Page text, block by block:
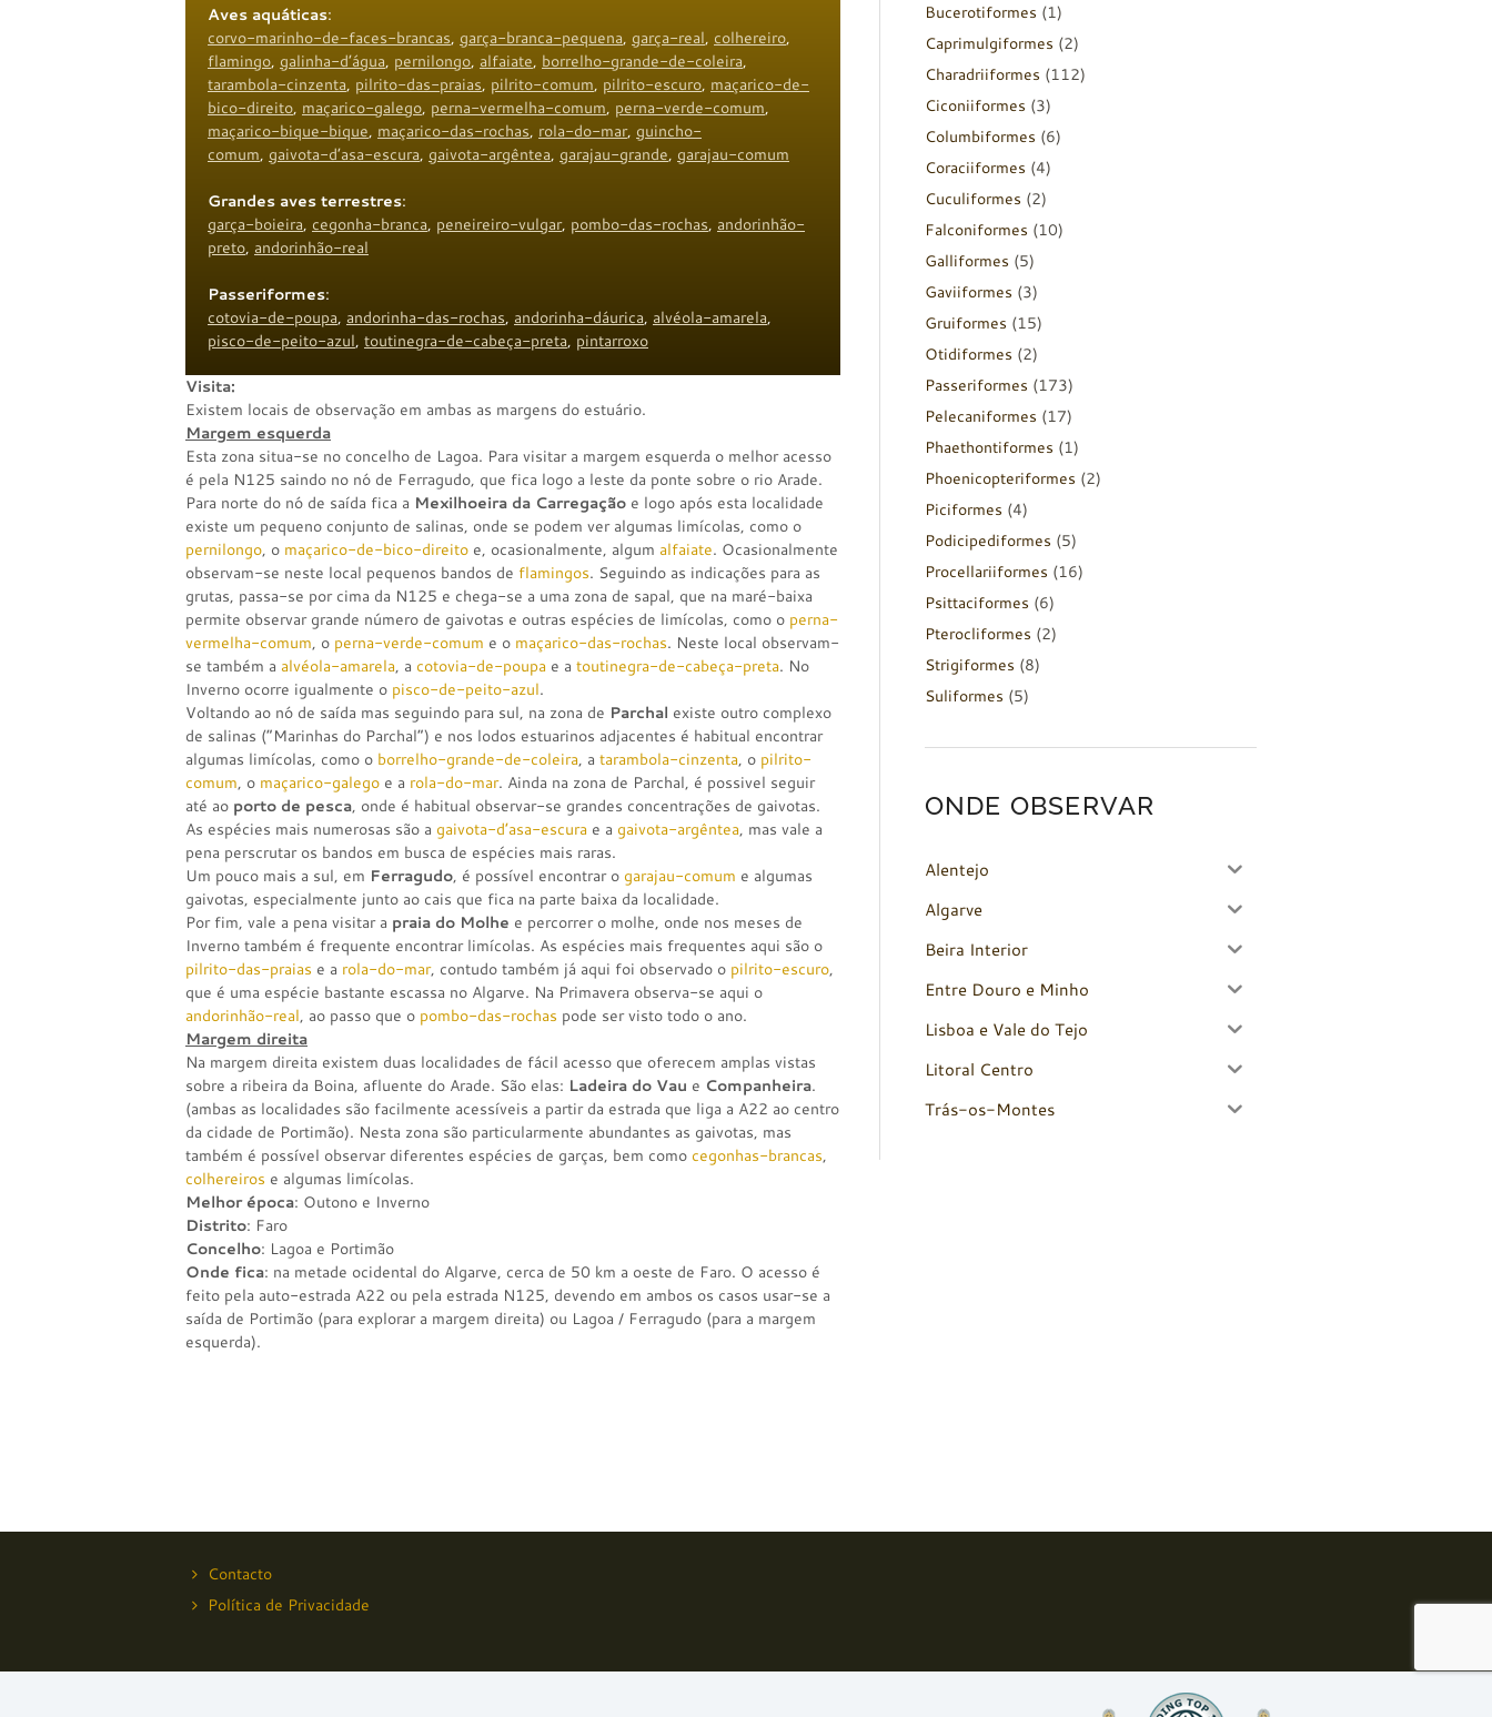
Aves aquáticas:
corvo-marinho-de-faces-brancas, garça-branca-pequena, garça-real, colhereiro,
flamingo, galinha-d’água, pernilongo, alfaiate, borrelho-grande-de-coleira,
tarambola-cinzenta, pilrito-das-praias, pilrito-comum, pilrito-escuro, maçarico-de-
bico-direito, maçarico-galego, perna-vermelha-comum, perna-verde-comum,
maçarico-bique-bique, maçarico-das-rochas, rola-do-mar, guincho-
comum, gaivota-d’asa-escura, gaivota-argêntea, garajau-grande, garajau-comum
Grandes aves terrestres:
garça-boieira, cegonha-branca, peneireiro-vulgar, pombo-das-rochas, andorinhão-
preto, andorinhão-real
Passeriformes:
cotovia-de-poupa, andorinha-das-rochas, andorinha-dáurica, alvéola-amarela,
pisco-de-peito-azul, toutinegra-de-cabeça-preta, pintarroxo
Visita:
Existem locais de observação em ambas as margens do estuário.
Margem esquerda
Esta zona situa-se no concelho de Lagoa. Para visitar a margem esquerda o melhor acesso
é pela N125 saindo no nó de Ferragudo, que fica logo a leste da ponte sobre o rio Arade.
Para norte do nó de saída fica a Mexilhoeira da Carregação e logo após esta localidade
existe um pequeno conjunto de salinas, onde se podem ver algumas limícolas, como o
pernilongo, o maçarico-de-bico-direito e, ocasionalmente, algum alfaiate. Ocasionalmente
observam-se neste local pequenos bandos de flamingos. Seguindo as indicações para as
grutas, passa-se por cima da N125 e chega-se a uma zona de sapal, que na maré-baixa
permite observar grande número de gaivotas e outras espécies de limícolas, como o perna-
vermelha-comum, o perna-verde-comum e o maçarico-das-rochas. Neste local observam-
se também a alvéola-amarela, a cotovia-de-poupa e a toutinegra-de-cabeça-preta. No
Inverno ocorre igualmente o pisco-de-peito-azul.
Voltando ao nó de saída mas seguindo para sul, na zona de Parchal existe outro complexo
de salinas (“Marinhas do Parchal”) e nos lodos estuarinos adjacentes é habitual encontrar
algumas limícolas, como o borrelho-grande-de-coleira, a tarambola-cinzenta, o pilrito-
comum, o maçarico-galego e a rola-do-mar. Ainda na zona de Parchal, é possivel seguir
até ao porto de pesca, onde é habitual observar-se grandes concentrações de gaivotas.
As espécies mais numerosas são a gaivota-d’asa-escura e a gaivota-argêntea, mas vale a
pena perscrutar os bandos em busca de espécies mais raras.
Um pouco mais a sul, em Ferragudo, é possível encontrar o garajau-comum e algumas
gaivotas, especialmente junto ao cais que fica na parte baixa da localidade.
Por fim, vale a pena visitar a praia do Molhe e percorrer o molhe, onde nos meses de
Inverno também é frequente encontrar limícolas. As espécies mais frequentes aqui são o
pilrito-das-praias e a rola-do-mar, contudo também já aqui foi observado o pilrito-escuro,
que é uma espécie bastante escassa no Algarve. Na Primavera observa-se aqui o
andorinhão-real, ao passo que o pombo-das-rochas pode ser visto todo o ano.
Margem direita
Na margem direita existem duas localidades de fácil acesso que oferecem amplas vistas
sobre a ribeira da Boina, afluente do Arade. São elas: Ladeira do Vau e Companheira.
(ambas as localidades são facilmente acessíveis a partir da estrada que liga a A22 ao centro
da cidade de Portimão). Nesta zona são particularmente abundantes as gaivotas, mas
também é possível observar diferentes espécies de garças, bem como cegonhas-brancas,
colhereiros e algumas limícolas.
Melhor época: Outono e Inverno
Distrito: Faro
Concelho: Lagoa e Portimão
Onde fica: na metade ocidental do Algarve, cerca de 50 km a oeste de Faro. O acesso é
feito pela auto-estrada A22 ou pela estrada N125, devendo em ambos os casos usar-se a
saída de Portimão (para explorar a margem direita) ou Lagoa / Ferragudo (para a margem
esquerda).
Bucerotiformes (1)
Caprimulgiformes (2)
Charadriiformes (112)
Ciconiiformes (3)
Columbiformes (6)
Coraciiformes (4)
Cuculiformes (2)
Falconiformes (10)
Galliformes (5)
Gaviiformes (3)
Gruiformes (15)
Otidiformes (2)
Passeriformes (173)
Pelecaniformes (17)
Phaethontiformes (1)
Phoenicopteriformes (2)
Piciformes (4)
Podicipediformes (5)
Procellariiformes (16)
Psittaciformes (6)
Pterocliformes (2)
Strigiformes (8)
Suliformes (5)
ONDE OBSERVAR
Alentejo
Algarve
Beira Interior
Entre Douro e Minho
Lisboa e Vale do Tejo
Litoral Centro
Trás-os-Montes
Contacto
Política de Privacidade